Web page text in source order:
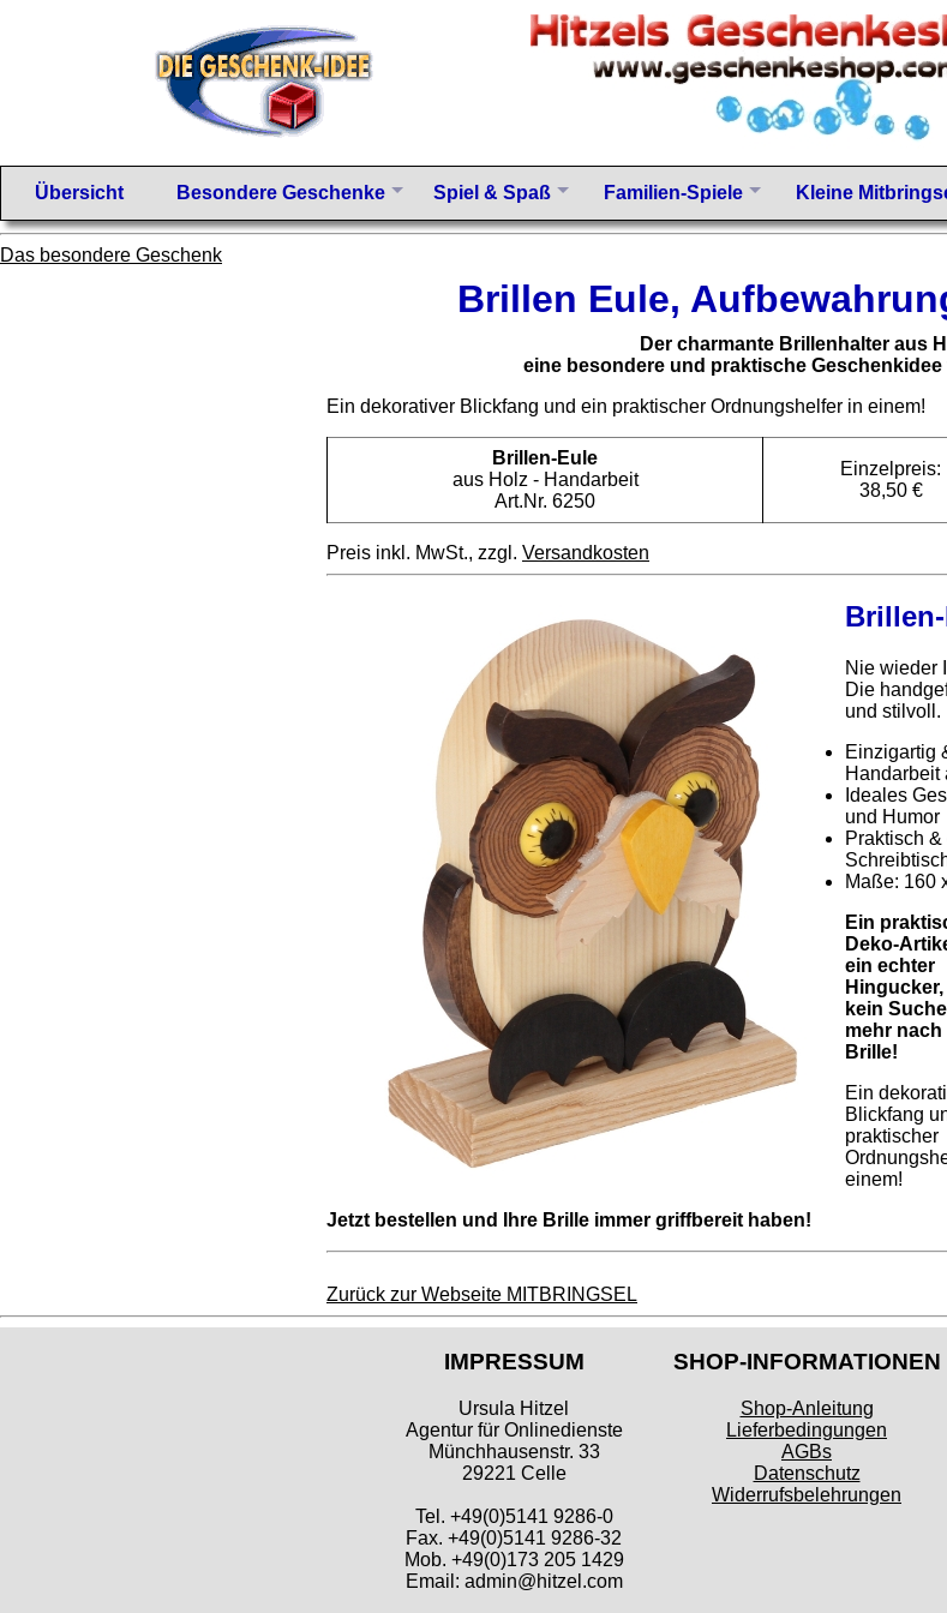
Übersicht Besondere Geschenke Spiel & Spaß Familien-Spiele Kleine
Das besondere Geschenk
Brillen Eule,
Der charmante Brillenhalter aus
eine besondere und praktische
Ein dekorativer Blickfang und ein praktischer Ordnungshelfer in einem!
Brillen-Eule
aus Holz - Handarbeit
Art.Nr. 6250
Einzelpreis:
38,50 €
Preis inkl. MwSt., zzgl. Versandkosten
Nie wieder
Die
und stilvoll.
Einzigartig
Handarbeit
Ideales
und Humor
Praktisch
Maße: 160
Ein
Deko-
ein echter
Hingucker,
kein
mehr nach
Brille!
Ein
Blickfang
praktischer
einem!
Jetzt bestellen und Ihre Brille immer griffbereit haben!
Zurück zur Webseite MITBRINGSEL
IMPRESSUM
Ursula Hitzel
Agentur für Onlinedienste
Münchhausenstr. 33
29221 Celle
Tel. +49(0)5141 9286-0
Fax. +49(0)5141 9286-32
Mob. +49(0)173 205 1429
Email: admin@hitzel.com
SHOP-INFORMATIONEN
Shop-Anleitung
Lieferbedingungen
AGBs
Datenschutz
Widerrufsbelehrungen